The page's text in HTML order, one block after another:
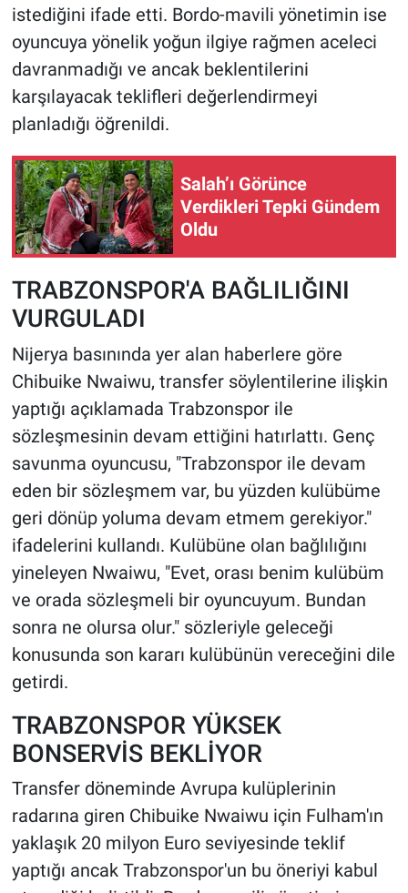
istediğini ifade etti. Bordo-mavili yönetimin ise
oyuncuya yönelik yoğun ilgiye rağmen aceleci
davranmadığı ve ancak beklentilerini
karşılayacak teklifleri değerlendirmeyi
planladığı öğrenildi.
Salah’ı Görünce
Verdikleri Tepki Gündem
Oldu
TRABZONSPOR'A BAĞLILIĞINI
VURGULADI
Nijerya basınında yer alan haberlere göre
Chibuike Nwaiwu, transfer söylentilerine ilişkin
yaptığı açıklamada Trabzonspor ile
sözleşmesinin devam ettiğini hatırlattı. Genç
savunma oyuncusu, "Trabzonspor ile devam
eden bir sözleşmem var, bu yüzden kulübüme
geri dönüp yoluma devam etmem gerekiyor."
ifadelerini kullandı. Kulübüne olan bağlılığını
yineleyen Nwaiwu, "Evet, orası benim kulübüm
ve orada sözleşmeli bir oyuncuyum. Bundan
sonra ne olursa olur." sözleriyle geleceği
konusunda son kararı kulübünün vereceğini dile
getirdi.
TRABZONSPOR YÜKSEK
BONSERVİS BEKLİYOR
Transfer döneminde Avrupa kulüplerinin
radarına giren Chibuike Nwaiwu için Fulham'ın
yaklaşık 20 milyon Euro seviyesinde teklif
yaptığı ancak Trabzonspor'un bu öneriyi kabul